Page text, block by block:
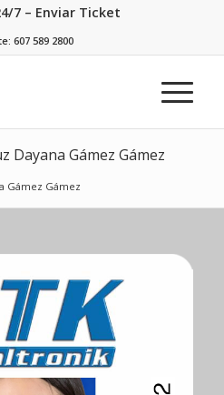
7 – Enviar Ticket
607 589 2800
Dayana Gámez Gámez
Gámez Gámez